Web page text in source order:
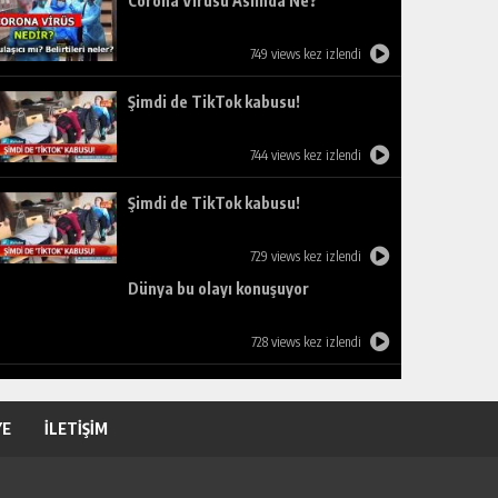
749 views kez izlendi
Şimdi de TikTok kabusu!
744 views kez izlendi
Şimdi de TikTok kabusu!
729 views kez izlendi
Dünya bu olayı konuşuyor
728 views kez izlendi
İLETİŞİM